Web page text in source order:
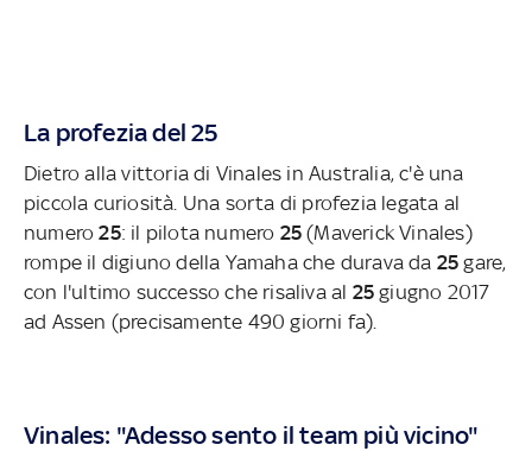
La profezia del 25
Dietro alla vittoria di Vinales in Australia, c'è una
piccola curiosità. Una sorta di profezia legata al
numero25: il pilota numero 25(Maverick Vinales)
rompe il digiuno della Yamaha che durava da 25gare,
con l'ultimo successo che risaliva al 25giugno 2017
ad Assen (precisamente 490 giorni fa).
Vinales: "Adesso sento il team più vicino"